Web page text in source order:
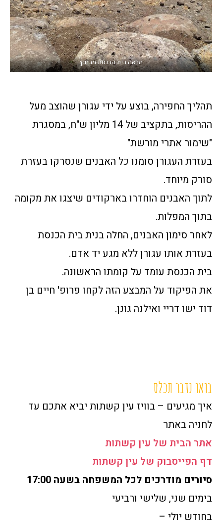
מראה בית הכנסת מבחוץ
תהליך החפירה, בוצע על ידי עגורן שהוצב מעל
ההריסות, בתקציב של 14 מליון ש"ח, במסגרת
"שימור אתרי מורשת"
בעזרת העגורן סומנו כל האבנים שנסרקו בעזרת
סורק מיוחד.
לתוך האבנים הוחדרו בארקודים שיצגו את מקומה
בתוך המפלות.
לאחר סימון האבנים, החלה בנית בית הכנסת
בעזרת אותו עגורן ללא מגע יד אדם.
בית הכנסת עומד על קומתו הראשונה.
את הפיקוד על המבצע הזה לקחו פרופ' חיים בן
דוד ישו דריי ואילנה גונן.
בואו נדבר תכלס
איך מגיעים – בוויז עין קשתות יביא אתכם עד
לחניה באתר
אתר הבית של עין קשתות
דף הפייסבוק של עין קשתות
סיורים מודרכים לכל המשפחה בשעה 17:00
בימים שני, שלישי ורביעי
בחודש יולי –